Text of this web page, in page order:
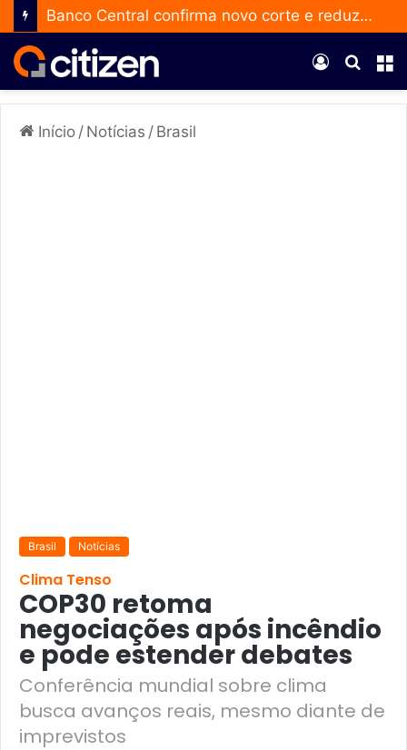
Banco Central confirma novo corte e reduz a taxa Selic para 14% ao ano
por
Entrar
Início / Notícias / Brasil
Brasil Notícias
Clima Tenso
COP30 retoma
negociações após incêndio
e pode estender debates
Conferência mundial sobre clima
busca avanços reais, mesmo diante de
imprevistos